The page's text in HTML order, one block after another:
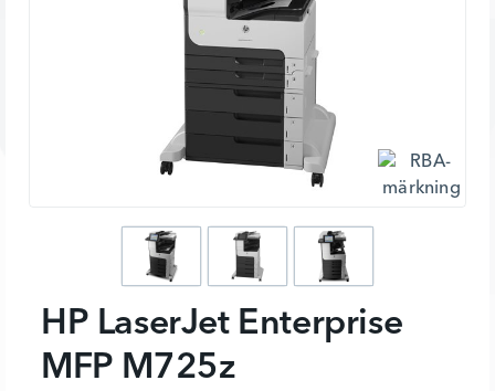
HP LaserJet Enterprise
MFP M725z